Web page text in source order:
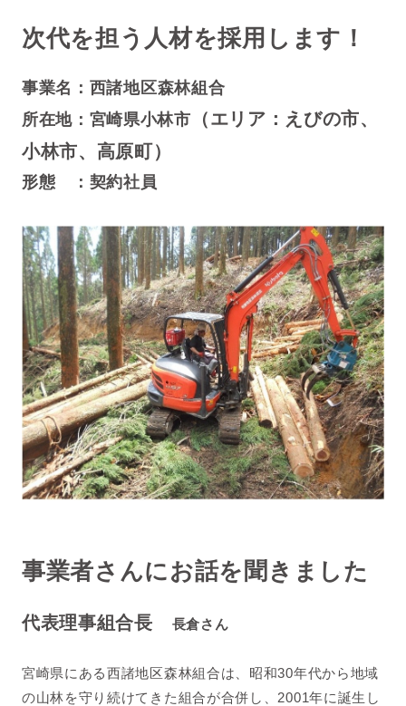
次代を担う人材を採用します！
事業名： 西諸地区森林組合
所在地：宮崎県小林市 （エリア：えびの市、
小林市、高原町）
形態 ：契約社員
事業者さんにお話を聞きました
代表理事組合長 長倉さん
宮崎県にある西諸地区森林組合は、昭和30年代から地域
の山林を守り続けてきた組合が合併し、2001年に誕生し